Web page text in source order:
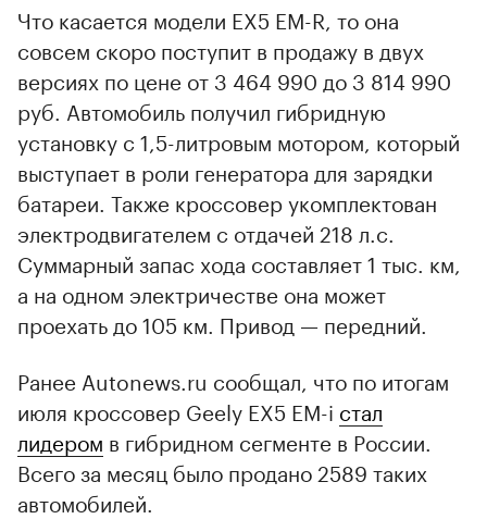
Что касается модели EX5 EM-R, то она
совсем скоро поступит в продажу в двух
версиях по цене от 3 464 990 до 3 814 990
руб. Автомобиль получил гибридную
установку с 1,5-литровым мотором, который
выступает в роли генератора для зарядки
батареи. Также кроссовер укомплектован
электродвигателем с отдачей 218 л.с.
Суммарный запас хода составляет 1 тыс. км,
а на одном электричестве она может
проехать до 105 км. Привод — передний.
Ранее Autonews.ru сообщал, что по итогам
июля кроссовер Geely EX5 EM-i стал
лидером в гибридном сегменте в России.
Всего за месяц было продано 2589 таких
автомобилей.